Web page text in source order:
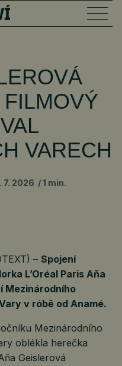
VARECH
7. 2026 1 min.
– Spojení
L’Oréal Paris Aňa
Mezinárodního
v róbě od Anamé.
Mezinárodního
oblékla herečka
Geislerová